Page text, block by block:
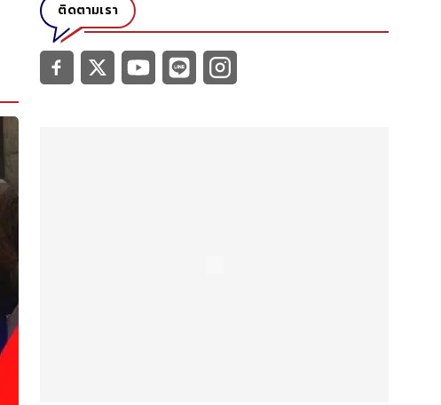
ติดตามเรา